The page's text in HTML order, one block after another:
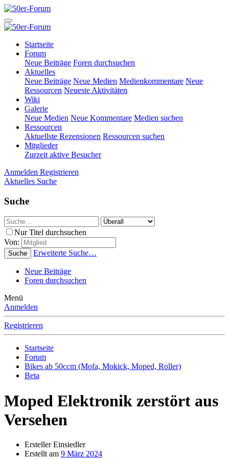
Startseite
Forum
Neue Beiträge Foren durchsuchen
Aktuelles
Neue Beiträge Neue Medien Medienkommentare Neue
Ressourcen Neueste Aktivitäten
Wiki
Galerie
Neue Medien Neue Kommentare Medien suchen
Ressourcen
Aktuellste Rezensionen Ressourcen suchen
Mitglieder
Zurzeit aktive Besucher
Anmelden Registrieren
Aktuelles Suche
Suche
Nur Titel durchsuchen
Von:
Suche Erweiterte Suche…
Neue Beiträge
Foren durchsuchen
Menü
Anmelden
Registrieren
Startseite
Forum
Bikes ab 50ccm (Mofa, Mokick, Moped, Roller)
Beta
Moped Elektronik zerstört aus
Versehen
ErstellerEinsiedler
Erstellt am 9 März 2024